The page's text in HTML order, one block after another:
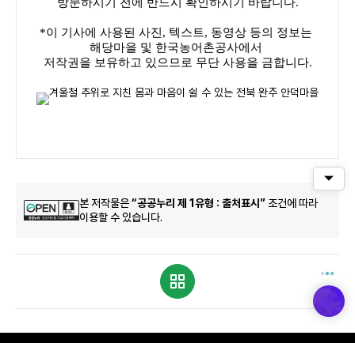
*이 기사에 사용된 사진, 텍스트, 동영상 등의 정보는
해당마을 및 한국농어촌공사에서
저작권을 보유하고 있으므로 무단 사용을 금합니다.
본 저작물은“공공누리 제 1유형 : 출처표시” 조건에 따라
이용할 수 있습니다.
퀵메